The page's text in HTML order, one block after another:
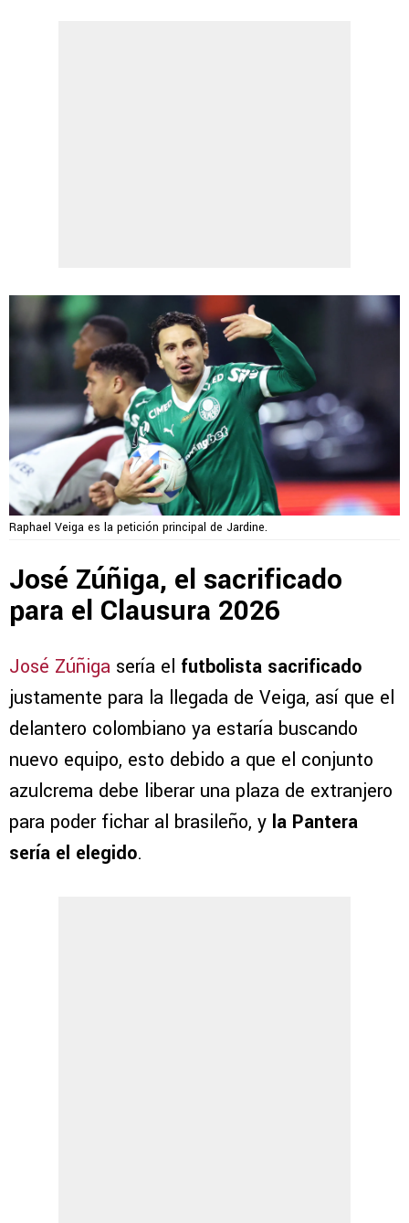
Raphael Veiga es la petición principal de Jardine.
José Zúñiga, el sacrificado
para el Clausura 2026
José Zúñiga sería el futbolista sacrificado
justamente para la llegada de Veiga, así que el
delantero colombiano ya estaría buscando
nuevo equipo, esto debido a que el conjunto
azulcrema debe liberar una plaza de extranjero
para poder fichar al brasileño, y la Pantera
sería el elegido.